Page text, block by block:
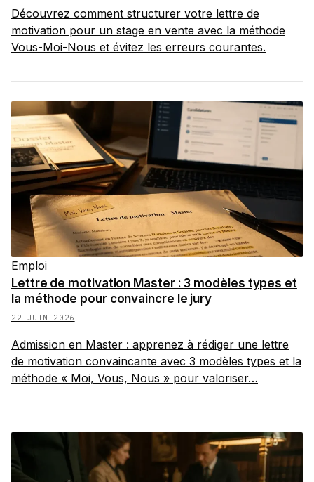
Découvrez comment structurer votre lettre de
motivation pour un stage en vente avec la méthode
Vous-Moi-Nous et évitez les erreurs courantes.
Emploi
Lettre de motivation Master : 3 modèles types et
la méthode pour convaincre le jury
22 JUIN 2026
Admission en Master : apprenez à rédiger une lettre
de motivation convaincante avec 3 modèles types et la
méthode « Moi, Vous, Nous » pour valoriser…